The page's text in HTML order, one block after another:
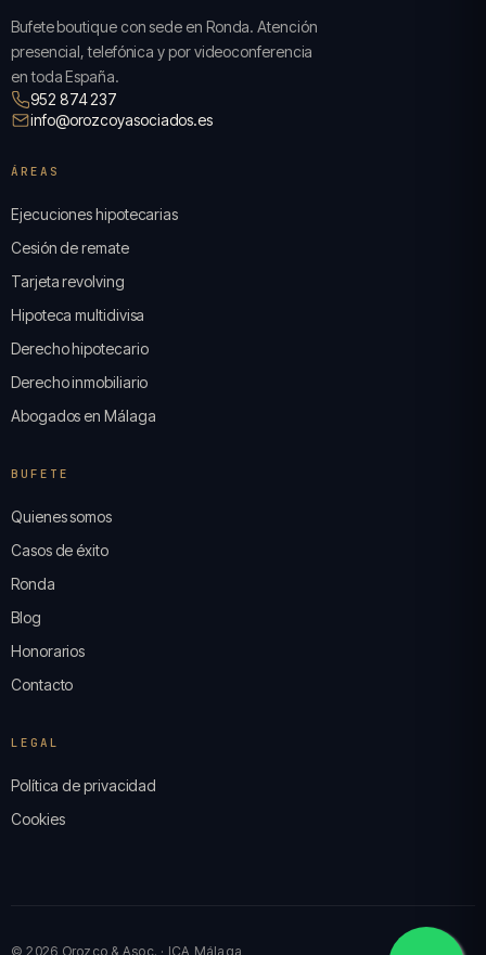
Bufete boutique con sede en Ronda. Atención
presencial, telefónica y por videoconferencia
en toda España.
952 874 237
info@orozcoyasociados.es
ÁREAS
Ejecuciones hipotecarias
Cesión de remate
Tarjeta revolving
Hipoteca multidivisa
Derecho hipotecario
Derecho inmobiliario
Abogados en Málaga
BUFETE
Quienes somos
Casos de éxito
Ronda
Blog
Honorarios
Contacto
LEGAL
Política de privacidad
Cookies
© 2026 Orozco & Asoc. · ICA Málaga